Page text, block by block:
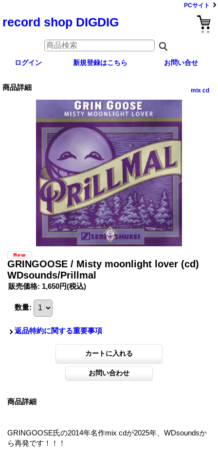
PCサイト
record shop DIGDIG
ログイン 新規登録はこちら お問い合せ
商品詳細 mix cd
GRINGOOSE / Misty moonlight lover (cd)
WDsounds/Prillmal
販売価格: 1,650円(税込)
数量:
返品特約に関する重要事項
商品詳細
GRINGOOSE氏の2014年名作mix cdが2025年、WDsoundsか
ら再発です！！！